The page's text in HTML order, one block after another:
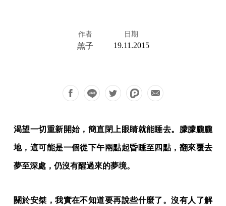
作者
羔子
日期
19.11.2015
渴望一切重新開始，簡直閉上眼睛就能睡去。朦朦朧朧
地，這可能是一個從下午兩點起昏睡至四點，翻來覆去
夢至深處，仍沒有醒過來的夢境。
關於安桀，我實在不知道要再說些什麼了。沒有人了解